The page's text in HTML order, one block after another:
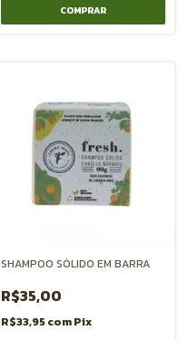
SHAMPOO SÓLIDO EM BARRA
R$35,00
R$33,95comPix